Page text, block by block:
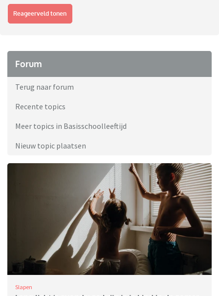
Reageerveld tonen
Forum
Terug naar forum
Recente topics
Meer topics in Basisschoolleeftijd
Nieuw topic plaatsen
Slapen